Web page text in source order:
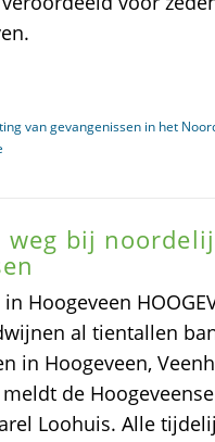
van gevangenissen in het
weg bij
Hoogeveen
al tientallen
in Hoogeveen,
de Hoogeveense
Loohuis. Alle